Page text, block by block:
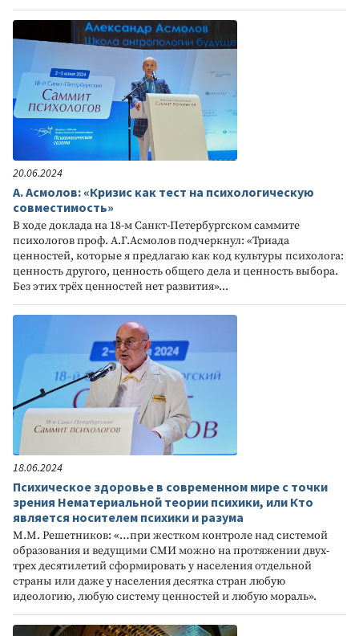
20.06.2024
А. Асмолов: «Кризис как тест на психологическую
совместимость»
В ходе доклада на 18-м Санкт-Петербургском саммите
психологов проф. А.Г.Асмолов подчеркнул: «Триада
ценностей, которые я предлагаю как код культуры психолога:
ценность другого, ценность общего дела и ценность выбора.
Без этих трёх ценностей нет развития»...
18.06.2024
Психическое здоровье в современном мире с точки
зрения Нематериальной теории психики, или Кто
является носителем психики и разума
М.М. Решетников: «…при жестком контроле над системой
образования и ведущими СМИ можно на протяжении двух-
трех десятилетий сформировать у населения отдельной
страны или даже у населения десятка стран любую
идеологию, любую систему ценностей и любую мораль».